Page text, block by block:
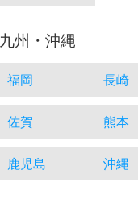
九州・沖縄
福岡 長崎
佐賀 熊本
鹿児島 沖縄